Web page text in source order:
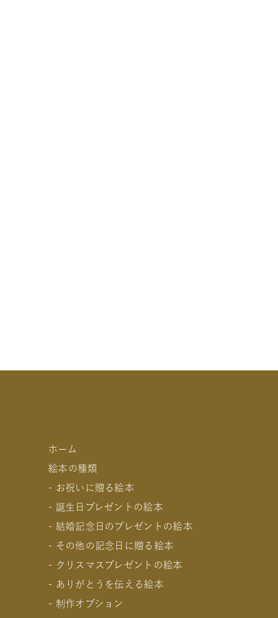
ホーム
絵本の種類
- お祝いに贈る絵本
- 出産祝いの絵本
- 成人祝いの絵本
- 結婚祝いの絵本
- 初節句のお祝いの絵本
- 入園・入学／卒園・卒業祝いの絵本
- 還暦祝いの絵本
- 誕生日プレゼントの絵本
- 1歳の誕生日プレゼントの絵本
- 2歳～6歳の幼児への誕生日プレゼントの絵本
- 小学生の子供への誕生日プレゼントの絵本
- 中学生、高校生、大学生への誕生日プレゼント
- 20歳の誕生日プレゼントの絵本
- 結婚記念日のプレゼントの絵本
- 妻への結婚記念日の絵本
- 夫への結婚記念日の絵本
- 両親への結婚記念日の絵本
- 友人、知人への結婚記念日の絵本
- その他の記念日に贈る絵本
- 交際記念日のプレゼントの絵本
- 生まれて一万日記念日の絵本
- バレンタインデー / ホワイトデーの絵本
- クリスマスプレゼントの絵本
- 0歳、1歳、2歳のクリスマスプレゼントの絵本
- 3歳、4歳、5歳、6歳の幼児へのクリスマスプレ
- ありがとうを伝える絵本
- 制作オプション